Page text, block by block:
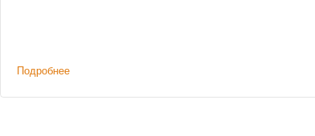
Подробнее